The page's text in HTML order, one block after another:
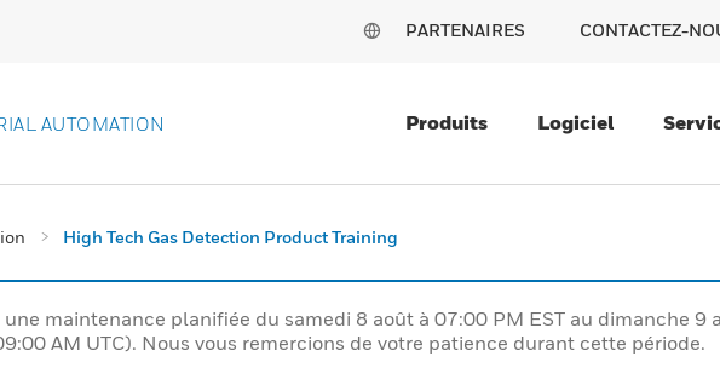
PARTENAIRES CONTACTEZ-
AUTOMATION Produits Logiciel
High Tech Gas Detection Product Training
maintenance planifiée du samedi 8 août à 07:00 PM EST au dimanche 9
AM UTC). Nous vous remercions de votre patience durant cette période.